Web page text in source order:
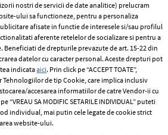
& spiritul vieții
2022
pentru primăvară-vară 2023
imagini exclusive din culise.
nostri de servicii de date analitice) prelucram
ului sa functioneze, pentru a personaliza
afisate in functie de interesele si/sau profilul
aferente retelelor de socializare si pentru a
Beneficiati de drepturile prevazute de art. 15-22 din
datelor cu caracter personal. Aceste drepturi pot
indicataaici. Prin click pe “ACCEPT TOATE”,
de tip Cookie, care implica inclusiv
accesarea informatiilor de catre Vendor-ii cu
“VREAU SA MODIFIC SETARILE INDIVIDUAL” puteti
individual, mai putin cele legate de cookie strict
website-ului.